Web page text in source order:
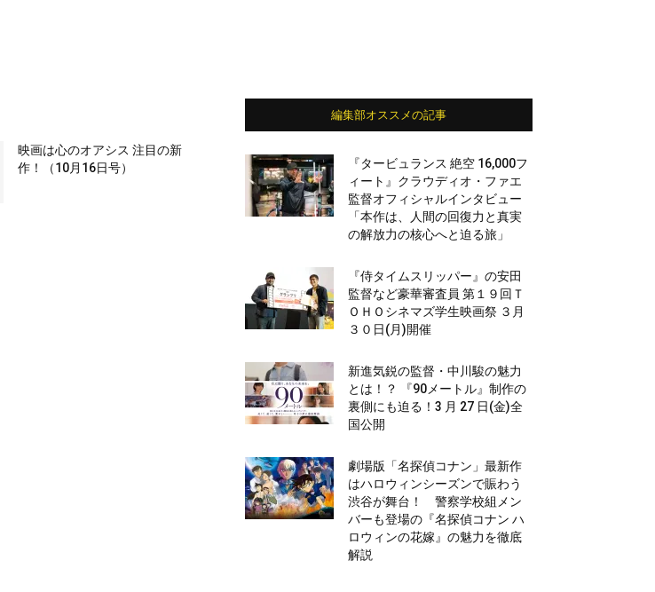
映画は心のオアシス 注目の新
作！（10月16日号）
編集部オススメの記事
『タービュランス 絶空 16,000フ
ィート』クラウディオ・ファエ
監督オフィシャルインタビュー
「本作は、人間の回復力と真実
の解放力の核心へと迫る旅」
『侍タイムスリッパー』の安田
監督など豪華審査員 第１９回Ｔ
ＯＨＯシネマズ学生映画祭 ３月
３０日(月)開催
新進気鋭の監督・中川駿の魅力
とは！？ 『90メートル』制作の
裏側にも迫る！3 月 27 日(金)全
国公開
劇場版「名探偵コナン」最新作
はハロウィンシーズンで賑わう
渋谷が舞台！ 警察学校組メン
バーも登場の『名探偵コナン ハ
ロウィンの花嫁』の魅力を徹底
解説